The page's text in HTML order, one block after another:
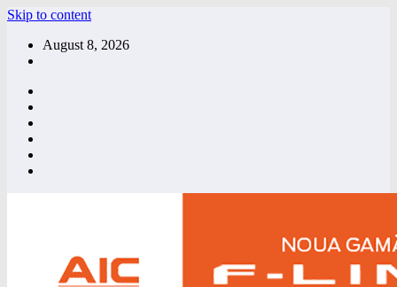
Skip to content
August 8, 2026